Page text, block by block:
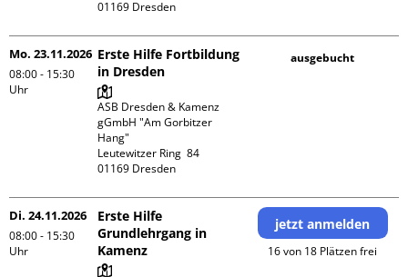
Mo. 23.11.2026
08:00 - 15:30
Uhr
Erste Hilfe Fortbildung
in Dresden
ASB Dresden & Kamenz
gGmbH "Am Gorbitzer
Hang"
Leutewitzer Ring  84
ausgebucht
Di. 24.11.2026
08:00 - 15:30
Uhr
Erste Hilfe
Grundlehrgang in
Kamenz
jetzt anmelden
16 von 18 Plätzen frei